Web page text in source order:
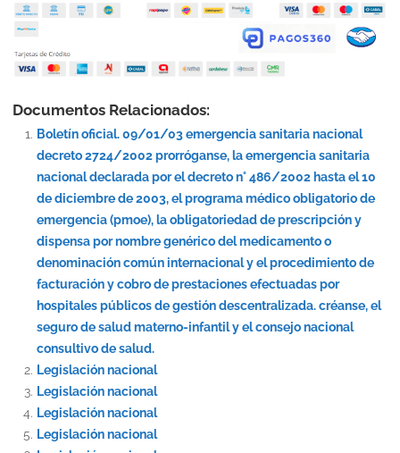
Documentos Relacionados:
Boletín oficial. 09/01/03 emergencia sanitaria nacional
decreto 2724/2002 prorróganse, la emergencia sanitaria
nacional declarada por el decreto n° 486/2002 hasta el 10
de diciembre de 2003, el programa médico obligatorio de
emergencia (pmoe), la obligatoriedad de prescripción y
dispensa por nombre genérico del medicamento o
denominación común internacional y el procedimiento de
facturación y cobro de prestaciones efectuadas por
hospitales públicos de gestión descentralizada. créanse, el
seguro de salud materno-infantil y el consejo nacional
consultivo de salud.
Legislación nacional
Legislación nacional
Legislación nacional
Legislación nacional